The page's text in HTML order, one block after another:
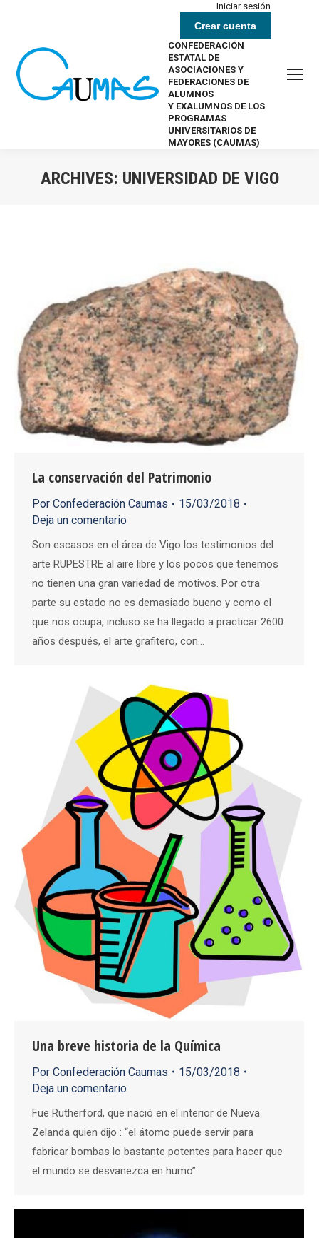
Iniciar sesión
Crear cuenta
CONFEDERACIÓN
ESTATAL DE
ASOCIACIONES Y
FEDERACIONES DE
ALUMNOS
Y EXALUMNOS DE LOS
PROGRAMAS
UNIVERSITARIOS DE
MAYORES (CAUMAS)
ARCHIVES: UNIVERSIDAD DE VIGO
La conservación del Patrimonio
Por Confederación Caumas
15/03/2018
Deja un comentario
Son escasos en el área de Vigo los testimonios del
arte RUPESTRE al aire libre y los pocos que tenemos
no tienen una gran variedad de motivos. Por otra
parte su estado no es demasiado bueno y como el
que nos ocupa, incluso se ha llegado a practicar 2600
años después, el arte grafitero, con…
Una breve historia de la Química
Por Confederación Caumas
15/03/2018
Deja un comentario
Fue Rutherford, que nació en el interior de Nueva
Zelanda quien dijo : “el átomo puede servir para
fabricar bombas lo bastante potentes para hacer que
el mundo se desvanezca en humo”